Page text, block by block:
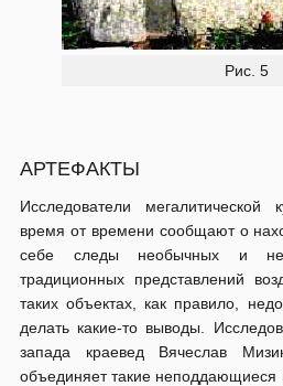
Рис. 5
АРТЕФАКТЫ
Исследователи мегалитической
время от времени сообщают о
себе следы необычных и
традиционных представлений
таких объектах, как правило,
делать какие-то выводы.
запада краевед Вячеслав
объединяет такие неподдающиеся